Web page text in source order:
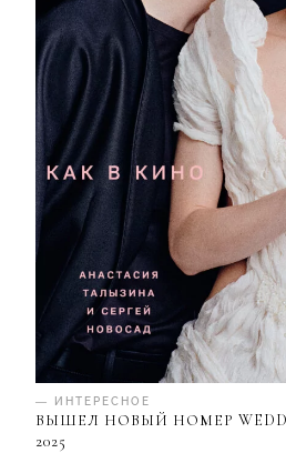
— ИНТЕРЕСНОЕ
ВЫШЕЛ НОВЫЙ НОМЕР
2025